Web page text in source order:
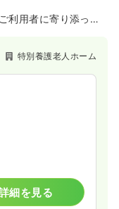
利用者に寄り添った
特別養護老人ホーム
細を見る